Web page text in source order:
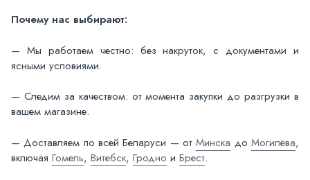
Почему нас выбирают:
— Мы работаем честно: без накруток, с документами и
ясными условиями.
— Следим за качеством: от момента закупки до разгрузки в
вашем магазине.
— Доставляем по всей Беларуси — отМинска доМогилёва,
включая Гомель, Витебск, Гродно и Брест.